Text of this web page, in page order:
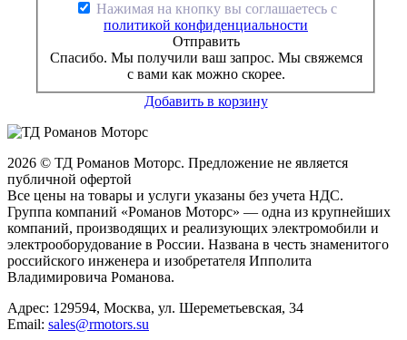
Нажимая на кнопку вы соглашаетесь с
политикой конфиденциальности
Отправить
Спасибо. Мы получили ваш запрос. Мы свяжемся
с вами как можно скорее.
Добавить в корзину
2026 © ТД Романов Моторс. Предложение не является
публичной офертой
Все цены на товары и услуги указаны без учета НДС.
Группа компаний «Романов Моторс» — одна из крупнейших
компаний, производящих и реализующих электромобили и
электрооборудование в России. Названа в честь знаменитого
российского инженера и изобретателя Ипполита
Владимировича Романова.
Адрес: 129594, Москва, ул. Шереметьевская, 34
Email: sales@rmotors.su